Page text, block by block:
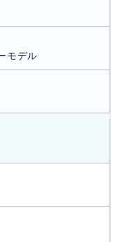
モデル